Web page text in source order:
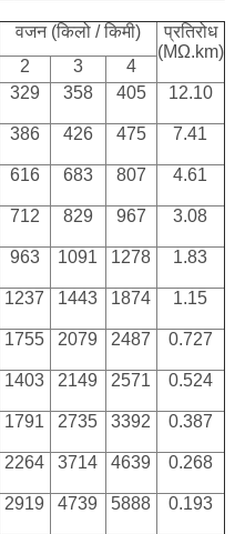
वजन (किलो / किमी)
प्रतिरोध
(MΩ.km)
2 3
4
329 358 405 12.10
386 426 475 7.41
616 683 807 4.61
712 829 967 3.08
963 1091 1278 1.83
1237 1443 1874 1.15
1755 2079 2487 0.727
1403 2149 2571 0.524
1791 2735 3392 0.387
2264 3714 4639 0.268
2919 4739 5888 0.193